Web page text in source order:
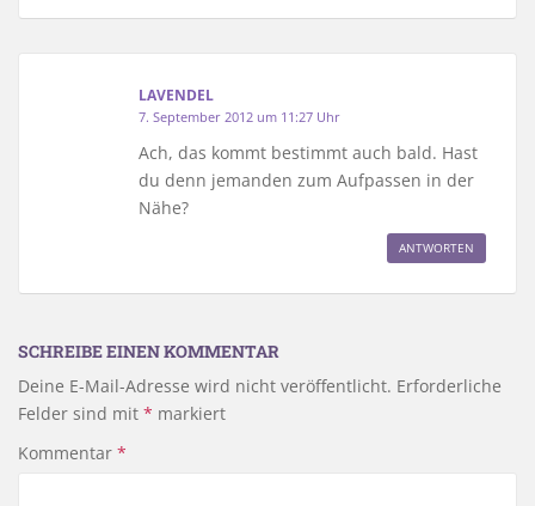
LAVENDEL
7. September 2012 um 11:27 Uhr
Ach, das kommt bestimmt auch bald. Hast
du denn jemanden zum Aufpassen in der
Nähe?
ANTWORTEN
SCHREIBE EINEN KOMMENTAR
Deine E-Mail-Adresse wird nicht veröffentlicht. Erforderliche
Felder sind mit * markiert
Kommentar *